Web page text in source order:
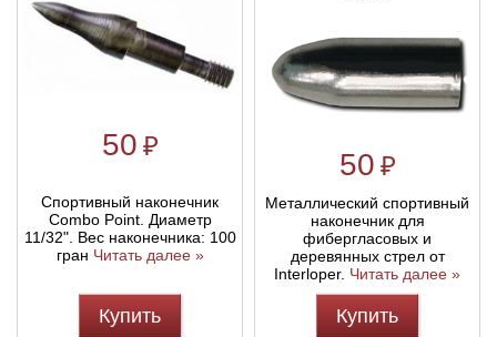
50 ₽
Спортивный наконечник
Combo Point. Диаметр
11/32". Вес наконечника: 100
гран Читать далее »
Купить
50 ₽
Металлический спортивный
наконечник для
фибергласовых и
деревянных стрел от
Interloper. Читать далее »
Купить